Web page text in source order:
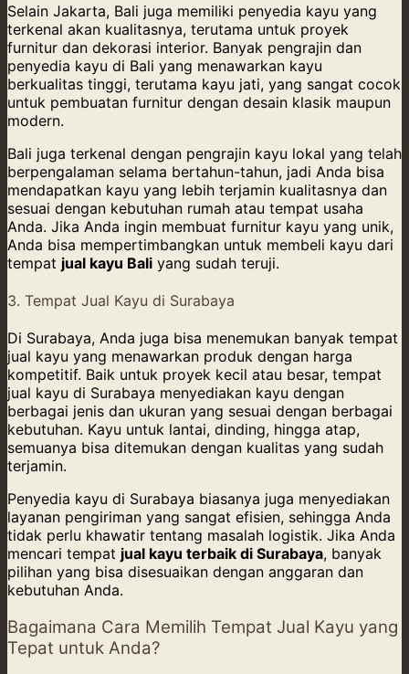
Selain Jakarta, Bali juga memiliki penyedia kayu yang
terkenal akan kualitasnya, terutama untuk proyek
furnitur dan dekorasi interior. Banyak pengrajin dan
penyedia kayu di Bali yang menawarkan kayu
berkualitas tinggi, terutama kayu jati, yang sangat cocok
untuk pembuatan furnitur dengan desain klasik maupun
modern.
Bali juga terkenal dengan pengrajin kayu lokal yang telah
berpengalaman selama bertahun-tahun, jadi Anda bisa
mendapatkan kayu yang lebih terjamin kualitasnya dan
sesuai dengan kebutuhan rumah atau tempat usaha
Anda. Jika Anda ingin membuat furnitur kayu yang unik,
Anda bisa mempertimbangkan untuk membeli kayu dari
tempat jual kayu Bali yang sudah teruji.
3. Tempat Jual Kayu di Surabaya
Di Surabaya, Anda juga bisa menemukan banyak tempat
jual kayu yang menawarkan produk dengan harga
kompetitif. Baik untuk proyek kecil atau besar, tempat
jual kayu di Surabaya menyediakan kayu dengan
berbagai jenis dan ukuran yang sesuai dengan berbagai
kebutuhan. Kayu untuk lantai, dinding, hingga atap,
semuanya bisa ditemukan dengan kualitas yang sudah
terjamin.
Penyedia kayu di Surabaya biasanya juga menyediakan
layanan pengiriman yang sangat efisien, sehingga Anda
tidak perlu khawatir tentang masalah logistik. Jika Anda
mencari tempat jual kayu terbaik di Surabaya, banyak
pilihan yang bisa disesuaikan dengan anggaran dan
kebutuhan Anda.
Bagaimana Cara Memilih Tempat Jual Kayu yang
Tepat untuk Anda?